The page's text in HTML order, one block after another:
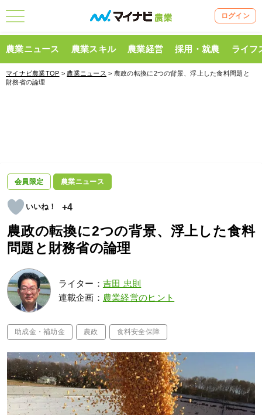
ログイン
農業ニュース 農業スキル 農業経営 採用・就農 ライフ
マイナビ農業TOP > 農業ニュース > 農政の転換に2つの背景、浮上した食料問題と
財務省の論理
会員限定 農業ニュース
+4
農政の転換に2つの背景、浮上した食料
問題と財務省の論理
ライター： 吉田 忠則
連載企画： 農業経営のヒント
助成金・補助金 農政 食料安全保障